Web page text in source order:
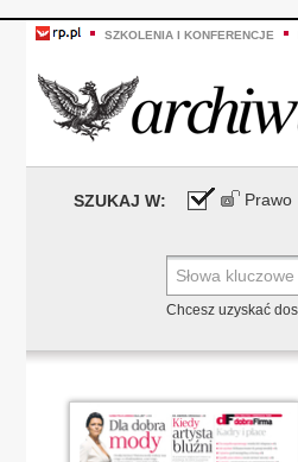
SZKOLENIA I KONFERENCJE
SZUKAJ W: Prawo
Chcesz uzyskać